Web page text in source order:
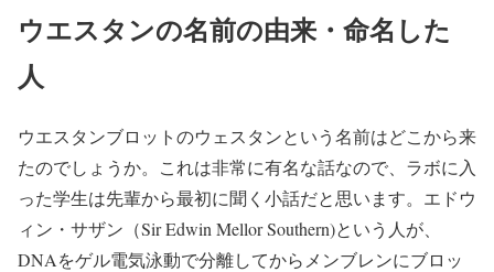
ウエスタンの名前の由来・命名した
人
ウエスタンブロットのウェスタンという名前はどこから来
たのでしょうか。これは非常に有名な話なので、ラボに入
った学生は先輩から最初に聞く小話だと思います。エドウ
ィン・サザン（Sir Edwin Mellor Southern)という人が、
DNAをゲル電気泳動で分離してからメンブレンにブロッ